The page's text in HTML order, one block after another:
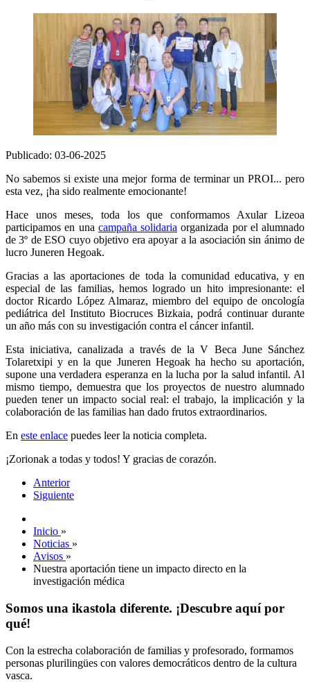
Publicado: 03-06-2025
No sabemos si existe una mejor forma de terminar un PROI... pero
esta vez, ¡ha sido realmente emocionante!
Hace unos meses, toda los que conformamos Axular Lizeoa
participamos en una campaña solidaria organizada por el alumnado
de 3º de ESO cuyo objetivo era apoyar a la asociación sin ánimo de
lucro Juneren Hegoak.
Gracias a las aportaciones de toda la comunidad educativa, y en
especial de las familias, hemos logrado un hito impresionante: el
doctor Ricardo López Almaraz, miembro del equipo de oncología
pediátrica del Instituto Biocruces Bizkaia, podrá continuar durante
un año más con su investigación contra el cáncer infantil.
Esta iniciativa, canalizada a través de la V Beca June Sánchez
Tolaretxipi y en la que Juneren Hegoak ha hecho su aportación,
supone una verdadera esperanza en la lucha por la salud infantil. Al
mismo tiempo, demuestra que los proyectos de nuestro alumnado
pueden tener un impacto social real: el trabajo, la implicación y la
colaboración de las familias han dado frutos extraordinarios.
En este enlace puedes leer la noticia completa.
¡Zorionak a todas y todos! Y gracias de corazón.
Anterior
Siguiente
Inicio »
Noticias »
Avisos »
Nuestra aportación tiene un impacto directo en la
investigación médica
Somos una ikastola diferente. ¡Descubre aquí por
qué!
Con la estrecha colaboración de familias y profesorado, formamos
personas plurilingües con valores democráticos dentro de la cultura
vasca.